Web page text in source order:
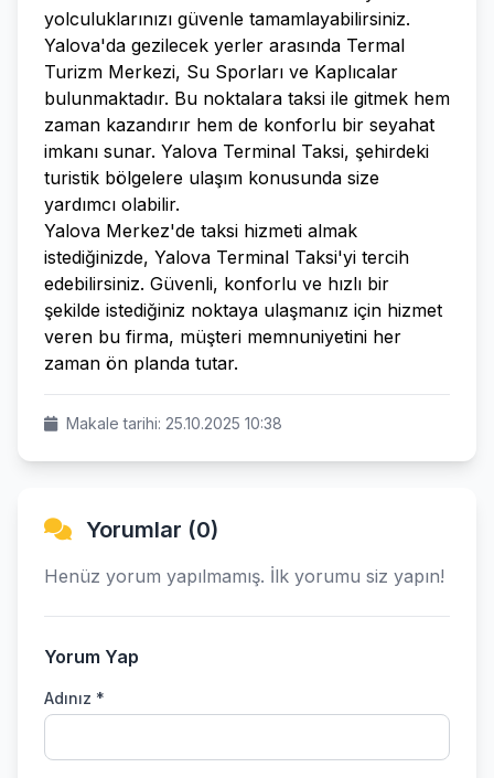
yolculuklarınızı güvenle tamamlayabilirsiniz.
Yalova'da gezilecek yerler arasında Termal
Turizm Merkezi, Su Sporları ve Kaplıcalar
bulunmaktadır. Bu noktalara taksi ile gitmek hem
zaman kazandırır hem de konforlu bir seyahat
imkanı sunar. Yalova Terminal Taksi, şehirdeki
turistik bölgelere ulaşım konusunda size
yardımcı olabilir.
Yalova Merkez'de taksi hizmeti almak
istediğinizde, Yalova Terminal Taksi'yi tercih
edebilirsiniz. Güvenli, konforlu ve hızlı bir
şekilde istediğiniz noktaya ulaşmanız için hizmet
veren bu firma, müşteri memnuniyetini her
zaman ön planda tutar.
Makale tarihi: 25.10.2025 10:38
Yorumlar (0)
Henüz yorum yapılmamış. İlk yorumu siz yapın!
Yorum Yap
Adınız *